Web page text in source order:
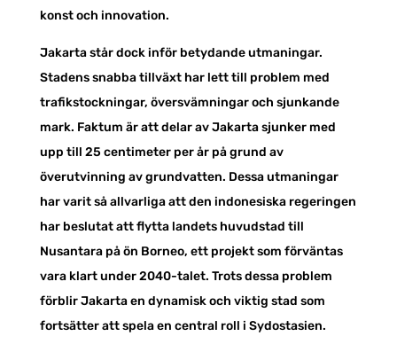
konst och innovation.
Jakarta står dock inför betydande utmaningar.
Stadens snabba tillväxt har lett till problem med
trafikstockningar, översvämningar och sjunkande
mark. Faktum är att delar av Jakarta sjunker med
upp till 25 centimeter per år på grund av
överutvinning av grundvatten. Dessa utmaningar
har varit så allvarliga att den indonesiska regeringen
har beslutat att flytta landets huvudstad till
Nusantara på ön Borneo, ett projekt som förväntas
vara klart under 2040-talet. Trots dessa problem
förblir Jakarta en dynamisk och viktig stad som
fortsätter att spela en central roll i Sydostasien.